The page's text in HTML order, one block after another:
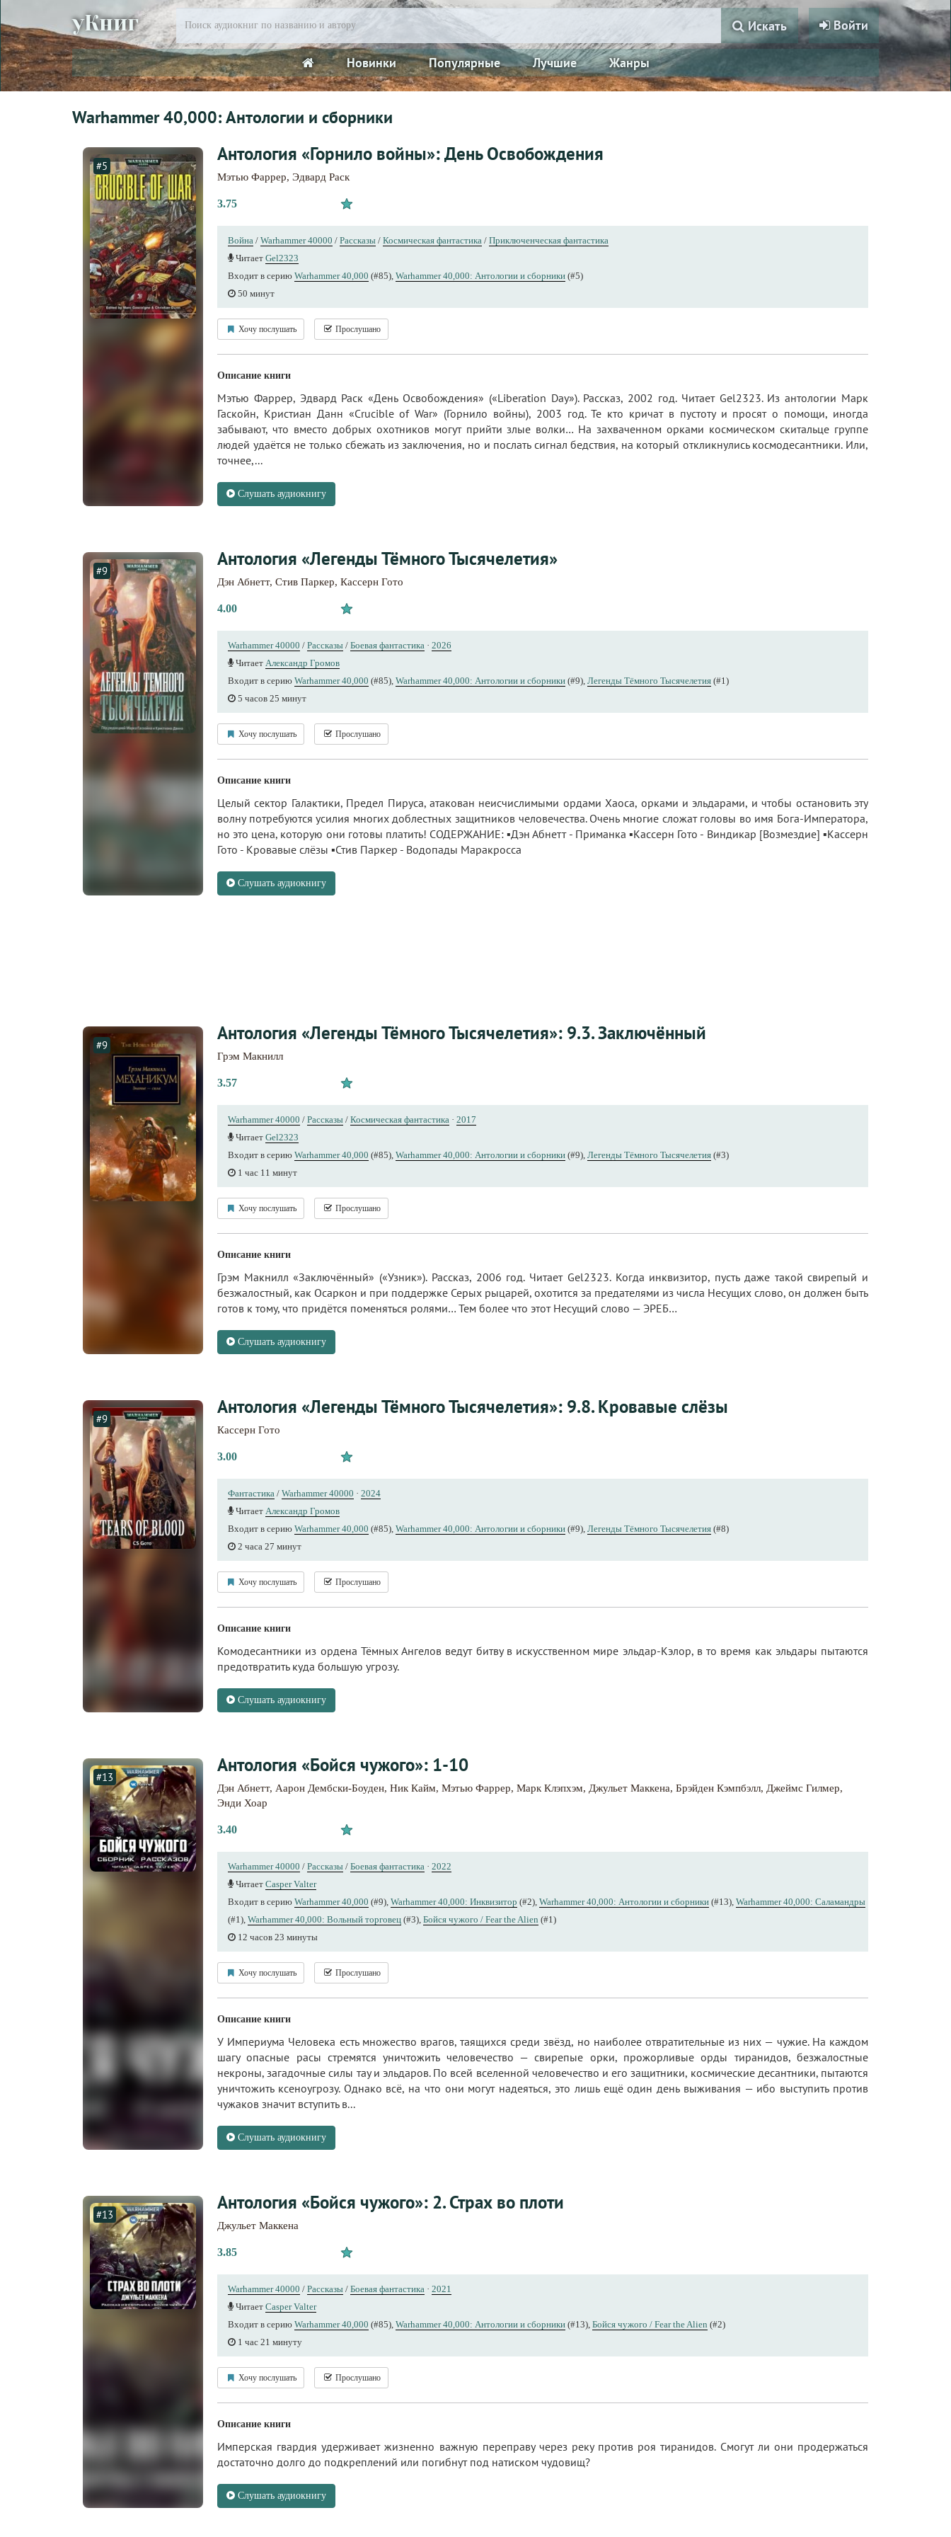
уКниг Войти
Искать
Новинки Популярные Лучшие Жанры
Warhammer 40,000: Антологии и сборники
#5
Антология «Горнило войны»: День Освобождения
Мэтью Фаррер, Эдвард Раск
3.75
Война / Warhammer 40000 / Рассказы / Космическая фантастика / Приключенческая фантастика
Читает Gel2323
Входит в серию Warhammer 40,000 (#85), Warhammer 40,000: Антологии и сборники (#5)
50 минут
Хочу послушать Прослушано
Описание книги
Мэтью Фаррер, Эдвард Раск «День Освобождения» («Liberation Day»). Рассказ, 2002 год. Читает Gel2323. Из антологии Марк
Гаскойн, Кристиан Данн «Crucible of War» (Горнило войны), 2003 год. Те кто кричат в пустоту и просят о помощи, иногда
забывают, что вместо добрых охотников могут прийти злые волки… На захваченном орками космическом скитальце группе
людей удаётся не только сбежать из заключения, но и послать сигнал бедствия, на который откликнулись космодесантники. Или,
точнее,...
Слушать аудиокнигу
#9
Антология «Легенды Тёмного Тысячелетия»
Дэн Абнетт, Стив Паркер, Кассерн Гото
4.00
Warhammer 40000 / Рассказы / Боевая фантастика · 2026
Читает Александр Громов
Входит в серию Warhammer 40,000 (#85), Warhammer 40,000: Антологии и сборники (#9), Легенды Тёмного Тысячелетия (#1)
5 часов 25 минут
Хочу послушать Прослушано
Описание книги
Целый сектор Галактики, Предел Пируса, атакован неисчислимыми ордами Хаоса, орками и эльдарами, и чтобы остановить эту
волну потребуются усилия многих доблестных защитников человечества. Очень многие сложат головы во имя Бога-Императора,
но это цена, которую они готовы платить! СОДЕРЖАНИЕ: ▪️Дэн Абнетт - Приманка ▪️Кассерн Гото - Виндикар [Возмездие] ▪️Кассерн
Гото - Кровавые слёзы ▪️Стив Паркер - Водопады Маракросса
Слушать аудиокнигу
#9
Антология «Легенды Тёмного Тысячелетия»: 9.3. Заключённый
Грэм Макнилл
3.57
Warhammer 40000 / Рассказы / Космическая фантастика · 2017
Читает Gel2323
Входит в серию Warhammer 40,000 (#85), Warhammer 40,000: Антологии и сборники (#9), Легенды Тёмного Тысячелетия (#3)
1 час 11 минут
Хочу послушать Прослушано
Описание книги
Грэм Макнилл «Заключённый» («Узник»). Рассказ, 2006 год. Читает Gel2323. Когда инквизитор, пусть даже такой свирепый и
безжалостный, как Осаркон и при поддержке Серых рыцарей, охотится за предателями из числа Несущих слово, он должен быть
готов к тому, что придётся поменяться ролями… Тем более что этот Несущий слово — ЭРЕБ…
Слушать аудиокнигу
#9
Антология «Легенды Тёмного Тысячелетия»: 9.8. Кровавые слёзы
Кассерн Гото
3.00
Фантастика / Warhammer 40000 · 2024
Читает Александр Громов
Входит в серию Warhammer 40,000 (#85), Warhammer 40,000: Антологии и сборники (#9), Легенды Тёмного Тысячелетия (#8)
2 часа 27 минут
Хочу послушать Прослушано
Описание книги
Комодесантники из ордена Тёмных Ангелов ведут битву в искусственном мире эльдар-Кэлор, в то время как эльдары пытаются
предотвратить куда большую угрозу.
Слушать аудиокнигу
#13
Антология «Бойся чужого»: 1-10
Дэн Абнетт, Аарон Дембски-Боуден, Ник Кайм, Мэтью Фаррер, Марк Клэпхэм, Джульет Маккена, Брэйден Кэмпбэлл, Джеймс Гилмер,
Энди Хоар
3.40
Warhammer 40000 / Рассказы / Боевая фантастика · 2022
Читает Casper Valter
Входит в серию Warhammer 40,000 (#9), Warhammer 40,000: Инквизитор (#2), Warhammer 40,000: Антологии и сборники (#13), Warhammer 40,000: Саламандры
(#1), Warhammer 40,000: Вольный торговец (#3), Бойся чужого / Fear the Alien (#1)
12 часов 23 минуты
Хочу послушать Прослушано
Описание книги
У Империума Человека есть множество врагов, таящихся среди звёзд, но наиболее отвратительные из них — чужие. На каждом
шагу опасные расы стремятся уничтожить человечество — свирепые орки, прожорливые орды тиранидов, безжалостные
некроны, загадочные силы тау и эльдаров. По всей вселенной человечество и его защитники, космические десантники, пытаются
уничтожить ксеноугрозу. Однако всё, на что они могут надеяться, это лишь ещё один день выживания — ибо выступить против
чужаков значит вступить в...
Слушать аудиокнигу
#13
Антология «Бойся чужого»: 2. Страх во плоти
Джульет Маккена
3.85
Warhammer 40000 / Рассказы / Боевая фантастика · 2021
Читает Casper Valter
Входит в серию Warhammer 40,000 (#85), Warhammer 40,000: Антологии и сборники (#13), Бойся чужого / Fear the Alien (#2)
1 час 21 минуту
Хочу послушать Прослушано
Описание книги
Имперская гвардия удерживает жизненно важную переправу через реку против роя тиранидов. Смогут ли они продержаться
достаточно долго до подкреплений или погибнут под натиском чудовищ?
Слушать аудиокнигу